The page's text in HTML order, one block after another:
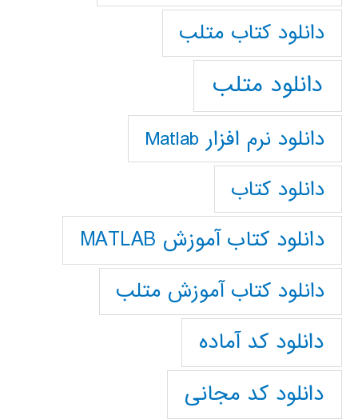
دانلود كتاب متلب
دانلود متلب
دانلود نرم افزار Matlab
دانلود کتاب
دانلود کتاب آموزش MATLAB
دانلود کتاب آموزش متلب
دانلود کد آماده
دانلود کد مجانی